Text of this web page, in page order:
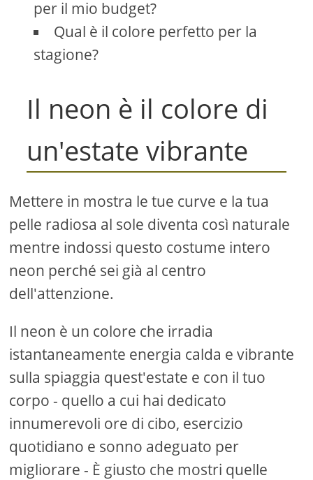
per il mio budget?
Qual è il colore perfetto per la
stagione?
Il neon è il colore di
un'estate vibrante
Mettere in mostra le tue curve e la tua
pelle radiosa al sole diventa così naturale
mentre indossi questo costume intero
neon perché sei già al centro
dell'attenzione.
Il neon è un colore che irradia
istantaneamente energia calda e vibrante
sulla spiaggia quest'estate e con il tuo
corpo - quello a cui hai dedicato
innumerevoli ore di cibo, esercizio
quotidiano e sonno adeguato per
migliorare - È giusto che mostri quelle